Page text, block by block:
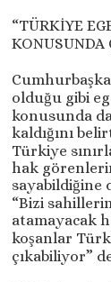
“TÜRKİYE
KONUSUNDA
olduğu gibi
konusunda
kaldığını
Türkiye
hak
sayabildiğine
“Bizi
atamayacak
koşanlar
çıkabiliyor”